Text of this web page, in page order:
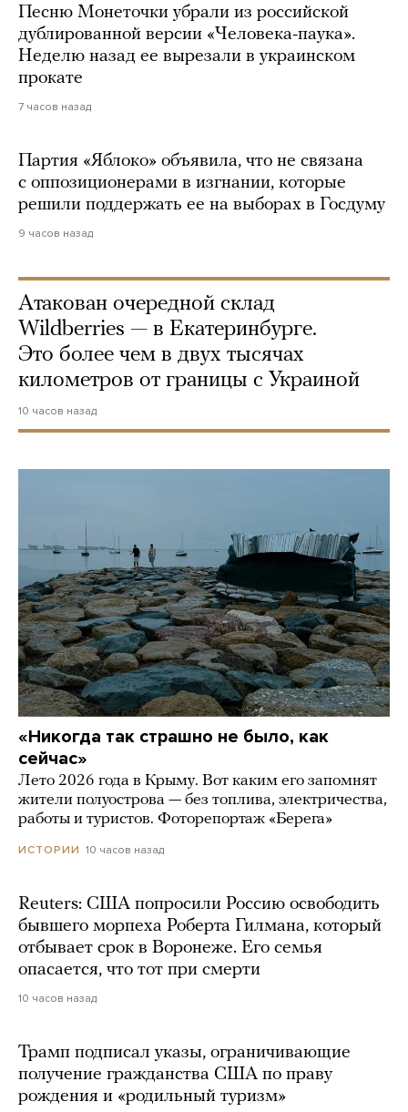
Песню Монеточки убрали из российской
дублированной версии «Человека-паука».
Неделю назад ее вырезали в украинском
прокате
7 часов назад
Партия «Яблоко» объявила, что не связана
с оппозиционерами в изгнании, которые
решили поддержать ее на выборах в Госдуму
9 часов назад
Атакован очередной склад
Wildberries — в Екатеринбурге.
Это более чем в двух тысячах
километров от границы с Украиной
10 часов назад
«Никогда так страшно не было, как
сейчас»
Лето 2026 года в Крыму. Вот каким его запомнят
жители полуострова — без топлива, электричества,
работы и туристов. Фоторепортаж «Берега»
ИСТОРИИ 10 часов назад
Reuters: США попросили Россию освободить
бывшего морпеха Роберта Гилмана, который
отбывает срок в Воронеже. Его семья
опасается, что тот при смерти
10 часов назад
Трамп подписал указы, ограничивающие
получение гражданства США по праву
рождения и «родильный туризм»